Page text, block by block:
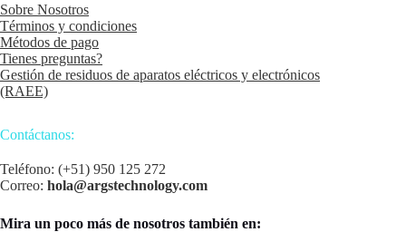
Sobre Nosotros
Términos y condiciones
Métodos de pago
Tienes preguntas?
Gestión de residuos de aparatos eléctricos y electrónicos
(RAEE)
Contáctanos:
Teléfono: (+51) 950 125 272
Correo: hola@argstechnology.com
Mira un poco más de nosotros también en: